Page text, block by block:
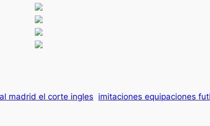
madrid el corte ingles imitaciones equipaciones